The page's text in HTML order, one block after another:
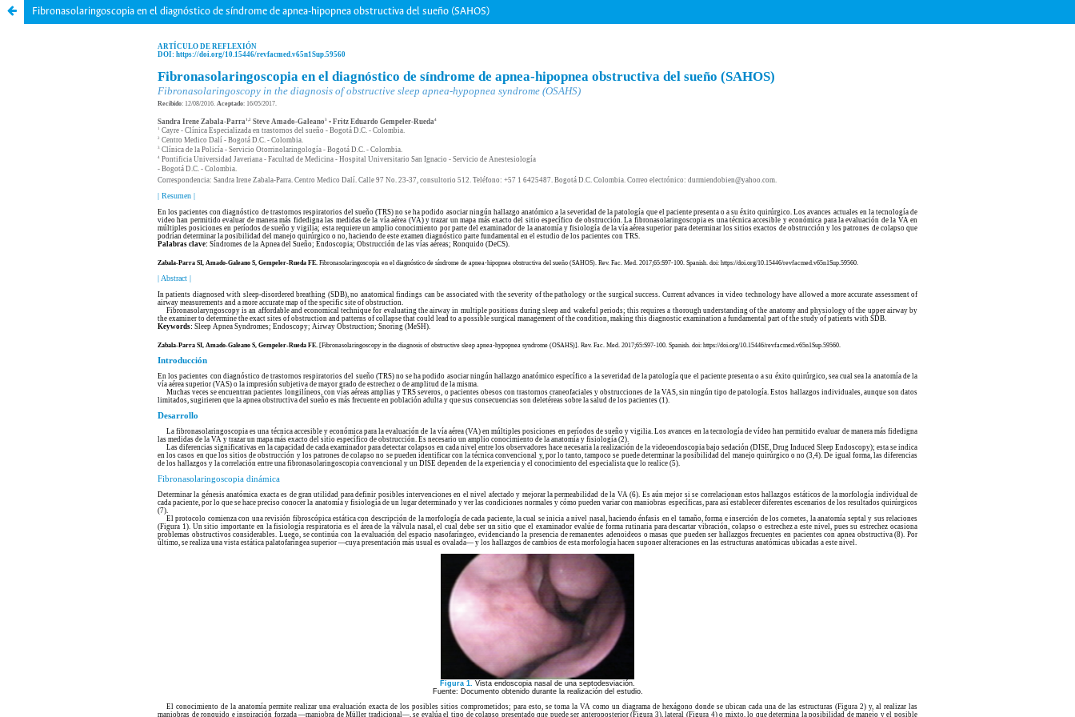
Fibronasolaringoscopia en el diagnóstico de síndrome de apnea-hipopnea obstructiva del sueño (SAHOS)